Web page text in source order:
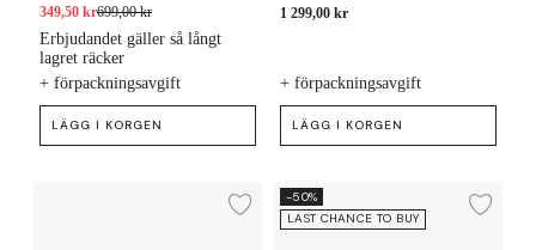
349,50 kr699,00 kr
+ förpackningsavgift
Erbjudandet gäller så långt
lagret räcker
LÄGG I KORGEN
1 299,00 kr
+ förpackningsavgift
LÄGG I KORGEN
Lägg till i önskelista
Damastduk 150x270 cm
-50%
LAST CHANCE TO BUY